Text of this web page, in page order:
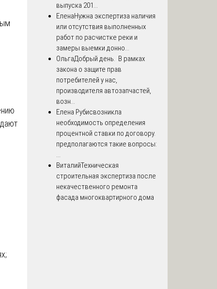
выпуска 201...
ЕленаНужна экспертиза наличия
или отсутствия выполненных
работ по расчистке реки и
замеры выемки донно...
ОльгаДобрый день. В рамках
закона о защите прав
потребителей у нас,
производителя автозапчастей,
возн...
Елена Рубисвозникла
необходимость определения
процентной ставки по договору.
предполагаются такие вопросы:
...
ВиталийТехническая
строительная экспертиза после
некачественного ремонта
фасада многоквартирного дома